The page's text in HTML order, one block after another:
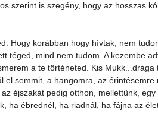
szerint is szegény, hogy az hosszas
Hogy korábban hogy hívtak, nem
téged, mind nem tudom. A kezembe
a te történeted. Kis
el semmit, a hangomra, az
éjszakát pedig otthon, mellettünk,
ha ébrednél, ha riadnál, ha fájna az